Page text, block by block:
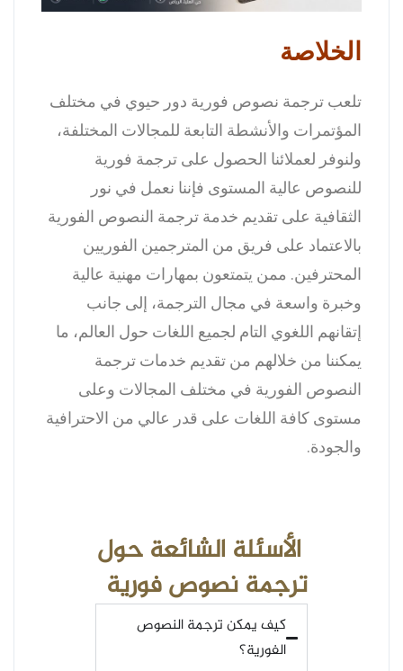
الخلاصة
تلعب ترجمة نصوص فورية دور حيوي في مختلف
المؤتمرات والأنشطة التابعة للمجالات المختلفة،
ولنوفر لعملائنا الحصول على ترجمة فورية
للنصوص عالية المستوى فإننا نعمل في نور
الثقافية على تقديم خدمة ترجمة النصوص الفورية
بالاعتماد على فريق من المترجمين الفوريين
المحترفين. ممن يتمتعون بمهارات مهنية عالية
وخبرة واسعة في مجال الترجمة، إلى جانب
إتقانهم اللغوي التام لجميع اللغات حول العالم، ما
يمكننا من خلالهم من تقديم خدمات ترجمة
النصوص الفورية في مختلف المجالات وعلى
مستوى كافة اللغات على قدر عالي من الاحترافية
والجودة.
الأسئلة الشائعة حول
ترجمة نصوص فورية
كيف يمكن ترجمة النصوص
الفورية؟